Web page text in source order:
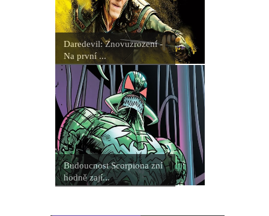
Daredevil: Znovuzrození -
Na první ...
Budoucnost Scorpiona zní
hodně zají...